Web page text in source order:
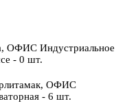
ОФИС Индустриальное
- 0 шт.
ОФИС
- 6 шт.